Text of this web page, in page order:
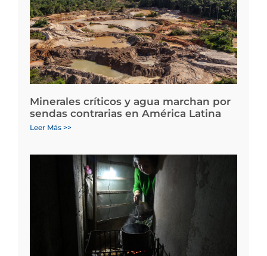
Minerales críticos y agua marchan por
sendas contrarias en América Latina
Leer Más >>